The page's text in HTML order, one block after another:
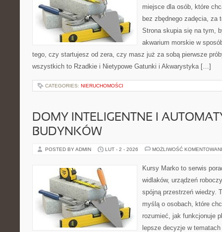
miejsce dla osób, które
bez zbędnego zadęcia, za
Strona skupia się na tym,
akwarium morskie w
tego, czy startujesz od zera, czy masz już za sobą pierwsze
wszystkich to Rzadkie i Nietypowe Gatunki i Akwarystyka […]
CATEGORIES: NIERUCHOMOŚCI
DOMY INTELIGENTNE I
BUDYNKÓW
POSTED BY ADMIN LUT - 2 - 2026 MOŻLIWOŚĆ
Kursy Marko to serwis
widlaków, urządzeń
spójną przestrzeń wiedzy.
myślą o osobach, które
rozumieć, jak funkcjonuje
lepsze decyzje w